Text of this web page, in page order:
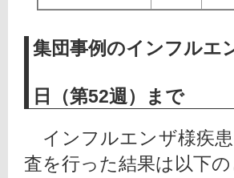
集団事例のインフル
2012年9月
日（第52週）まで
インフルエンザ様疾
査を行った結果は以下の